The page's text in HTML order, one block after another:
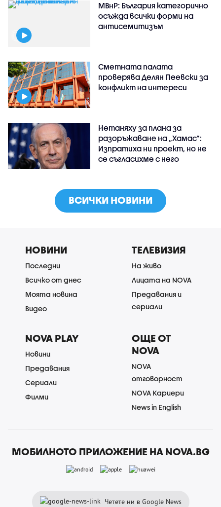
МВнР: България категорично
осъжда всички форми на
антисемитизъм
Сметната палата
проверява Делян Пеевски за
конфликт на интереси
Нетаняху за плана за
разоръжаване на „Хамас“:
Изпратиха ни проект, но не
се съгласихме с него
ВСИЧКИ НОВИНИ
НОВИНИ
Последни
Всичко от днес
Моята новина
Видео
ТЕЛЕВИЗИЯ
На живо
Лицата на NOVA
Предавания и
сериали
NOVA PLAY
Новини
Предавания
Сериали
Филми
ОЩЕ ОТ
NOVA
NOVA
отговорност
NOVA Кариери
News in English
МОБИЛНОТО ПРИЛОЖЕНИЕ НА NOVA.BG
Четете ни в Google News